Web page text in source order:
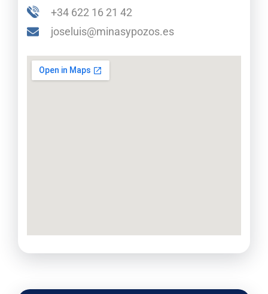
+34 622 16 21 42
joseluis@minasypozos.es